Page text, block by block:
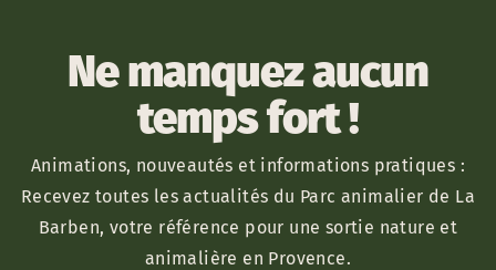
Ne manquez aucun
temps fort !
Animations, nouveautés et informations pratiques :
Recevez toutes les actualités du Parc animalier de La
Barben, votre référence pour une sortie nature et
animalière en Provence.